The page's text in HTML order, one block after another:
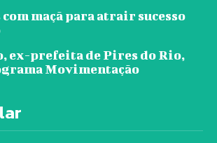
com maçã para atrair sucesso
ex-prefeita de Pires do Rio,
Movimentação